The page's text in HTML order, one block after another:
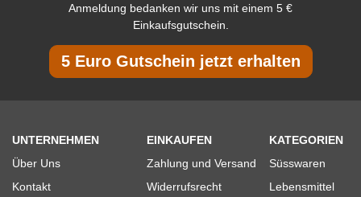
Anmeldung bedanken wir uns mit einem 5 €
Einkaufsgutschein.
5 Euro Gutschein jetzt erhalten
UNTERNEHMEN
Über Uns
Kontakt
EINKAUFEN
Zahlung und Versand
Widerrufsrecht
KATEGORIEN
Süsswaren
Lebensmittel